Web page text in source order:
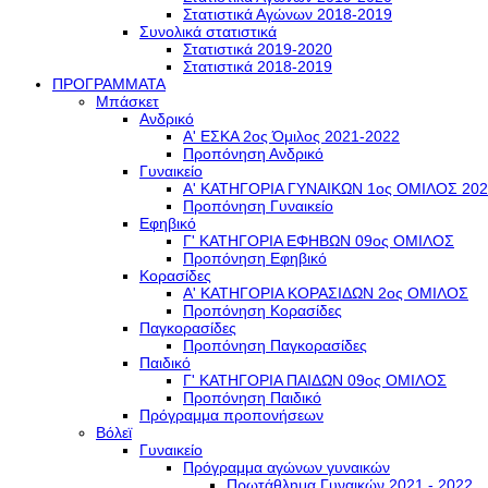
Στατιστικά Αγώνων 2018-2019
Συνολικά στατιστικά
Στατιστικά 2019-2020
Στατιστικά 2018-2019
ΠΡΟΓΡΑΜΜΑΤΑ
Μπάσκετ
Ανδρικό
Α' ΕΣΚΑ 2ος Όμιλος 2021-2022
Προπόνηση Ανδρικό
Γυναικείο
Α' ΚΑΤΗΓΟΡΙΑ ΓΥΝΑΙΚΩΝ 1ος ΟΜΙΛΟΣ
Προπόνηση Γυναικείο
Εφηβικό
Γ' ΚΑΤΗΓΟΡΙΑ ΕΦΗΒΩΝ 09ος ΟΜΙΛΟΣ
Προπόνηση Εφηβικό
Κορασίδες
Α' ΚΑΤΗΓΟΡΙΑ ΚΟΡΑΣΙΔΩΝ 2ος ΟΜΙΛΟΣ
Προπόνηση Κορασίδες
Παγκορασίδες
Προπόνηση Παγκορασίδες
Παιδικό
Γ' ΚΑΤΗΓΟΡΙΑ ΠΑΙΔΩΝ 09ος ΟΜΙΛΟΣ
Προπόνηση Παιδικό
Πρόγραμμα προπονήσεων
Βόλεϊ
Γυναικείο
Πρόγραμμα αγώνων γυναικών